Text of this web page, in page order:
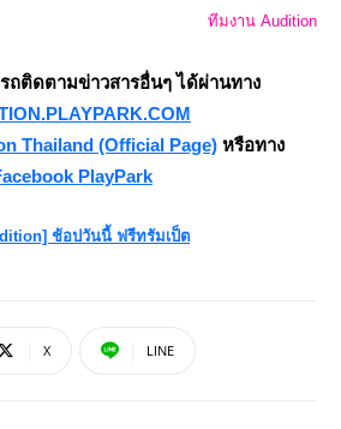
ทีมงาน Audition
ถติดตามข่าวสารอื่นๆ ได้ผ่านทาง
Thailand (Official Page) หรือทาง
PlayPark
X LINE